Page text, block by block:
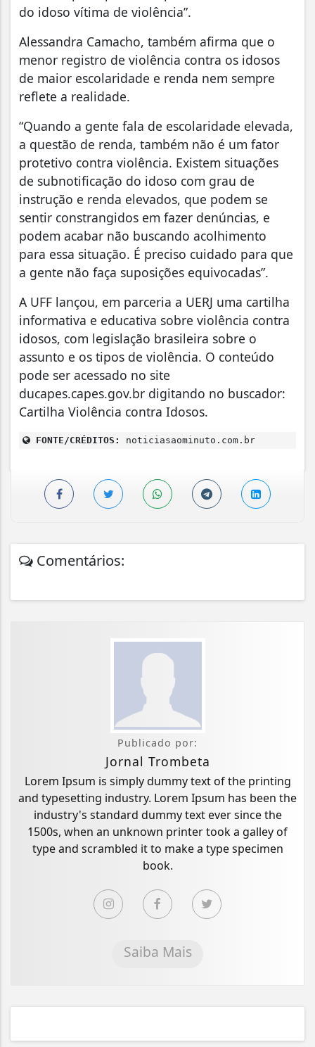
do idoso vítima de violência”.
Alessandra Camacho, também afirma que o
menor registro de violência contra os idosos
de maior escolaridade e renda nem sempre
reflete a realidade.
“Quando a gente fala de escolaridade elevada,
a questão de renda, também não é um fator
protetivo contra violência. Existem situações
de subnotificação do idoso com grau de
instrução e renda elevados, que podem se
sentir constrangidos em fazer denúncias, e
podem acabar não buscando acolhimento
para essa situação. É preciso cuidado para que
a gente não faça suposições equivocadas”.
A UFF lançou, em parceria a UERJ uma cartilha
informativa e educativa sobre violência contra
idosos, com legislação brasileira sobre o
assunto e os tipos de violência. O conteúdo
pode ser acessado no site
ducapes.capes.gov.br digitando no buscador:
Cartilha Violência contra Idosos.
FONTE/CRÉDITOS: noticiasaominuto.com.br
Comentários:
Publicado por:
Jornal Trombeta
Lorem Ipsum is simply dummy text of the printing
and typesetting industry. Lorem Ipsum has been the
industry's standard dummy text ever since the
1500s, when an unknown printer took a galley of
type and scrambled it to make a type specimen
book.
Saiba Mais